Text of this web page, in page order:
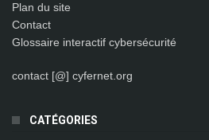
Plan du site
Contact
Glossaire interactif cybersécurité
contact [@] cyfernet.org
CATÉGORIES